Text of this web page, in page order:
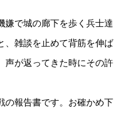
嫌で城の廊下を歩く兵士達
、雑談を止めて背筋を伸ば
声が返ってきた時にその許
の報告書です。お確かめ下